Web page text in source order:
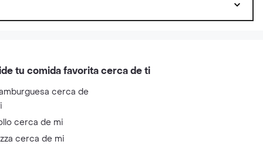
tu comida favorita cerca de ti
cerca de
cerca de mi
cerca de mi